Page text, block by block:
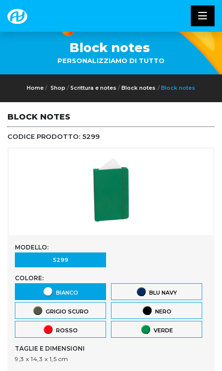
Block notes
PERSONALIZZIAMO DI TUTTO
Home Shop Scrittura e notes Block notes Block notes
BLOCK NOTES
CODICE PRODOTTO: 5299
MODELLO:
5299
COLORE:
BIANCO BLU NAVY
GRIGIO SCURO NERO
ROSSO VERDE
TAGLIE E DIMENSIONI
9,3 x 14,3 x 1,5 cm